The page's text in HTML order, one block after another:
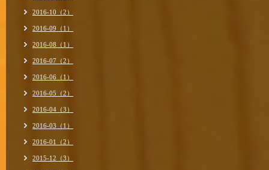
2016-10（2）
2016-09（1）
2016-08（1）
2016-07（2）
2016-06（1）
2016-05（2）
2016-04（3）
2016-03（1）
2016-01（2）
2015-12（3）